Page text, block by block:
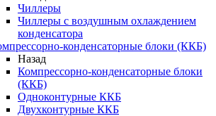
Чиллеры
Чиллеры с воздушным охлаждением
конденсатора
конденсаторные блоки (ККБ)
Назад
Компрессорно-конденсаторные блоки
(ККБ)
Одноконтурные ККБ
Двухконтурные ККБ